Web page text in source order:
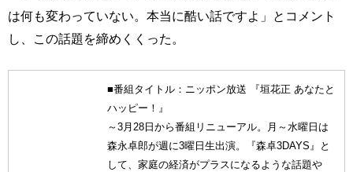
は何も変わっていない。本当に酷い話ですよ」とコメント
し、この話題を締めくくった。
■番組タイトル：ニッポン放送 『垣花正 あなたと
ハッピー！』
～3月28日から番組リニューアル。月～水曜日は
森永卓郎が週に3曜日生出演。『森卓3DAYS』と
して、家庭の経済がプラスになるような話題や